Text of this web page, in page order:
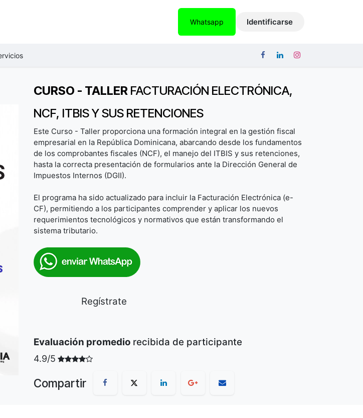
EMPLEOS CONTACTO
Whatsapp Identificarse
CURSO - TALLER FACTURACIÓN ELECTRÓNICA,
NCF, ITBIS Y SUS RETENCIONES
Este Curso - Taller proporciona una formación integral en la gestión fiscal
empresarial en la República Dominicana, abarcando desde los fundamentos
de los comprobantes fiscales (NCF), el manejo del ITBIS y sus retenciones,
hasta la correcta presentación de formularios ante la Dirección General de
Impuestos Internos (DGII).
El programa ha sido actualizado para incluir la Facturación Electrónica (e-
CF), permitiendo a los participantes comprender y aplicar los nuevos
requerimientos tecnológicos y normativos que están transformando el
sistema tributario.
Regístrate
Evaluación promedio recibida de participante
4.9/5
Compartir